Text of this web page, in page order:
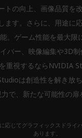
トの向上、画像品質を
ます。さらに、用途に
。ゲーム性能を最大限
バー、映像編集や3D
重視するならNVIDIA
は創造性を解き放
で、新たな可能性の扉
応じてグラフィックスドライ
あります。